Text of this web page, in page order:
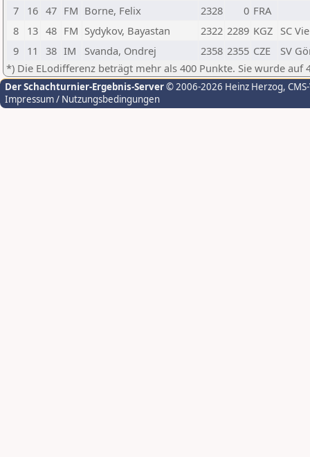
7
16 47 FM Borne, Felix 2328 0 FRA
8
13 48 FM Sydykov, Bayastan 2322 2289 KGZ SC
9
11 38 IM Svanda, Ondrej 2358 2355 CZE
SV
*) Die ELodifferenz beträgt mehr als 400 Punkte. Sie wurde auf
Der Schachturnier-Ergebnis-Server© 2006-2026 Heinz Herzog,
Impressum / Nutzungsbedingungen